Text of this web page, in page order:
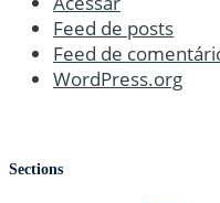
Feed de posts
Feed de
WordPress.org
Sections